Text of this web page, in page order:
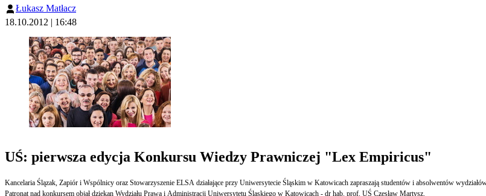
Łukasz Matłacz
18.10.2012 | 16:48
UŚ: pierwsza edycja Konkursu Wiedzy Prawniczej "Lex Empiricus"
Kancelaria Ślązak, Zapiór i Wspólnicy oraz Stowarzyszenie ELSA działające przy Uniwersytecie Śląskim w Katowicach zapraszają studentów i absolwentów
Patronat nad konkursem objął dziekan Wydziału Prawa i Administracji Uniwersytetu Śląskiego w Katowicach - dr hab. prof. UŚ Czesław Martysz.